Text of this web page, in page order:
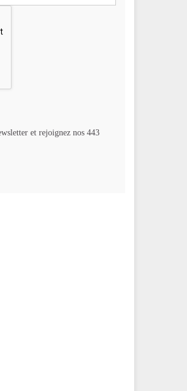
et rejoignez nos 443